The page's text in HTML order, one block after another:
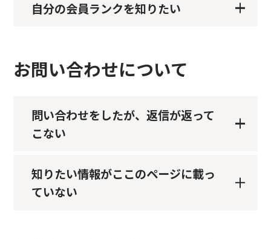
自分の会員ランクを知りたい
お問い合わせについて
問い合わせをしたが、返信が返って
こない
知りたい情報がここのページに載っ
ていない